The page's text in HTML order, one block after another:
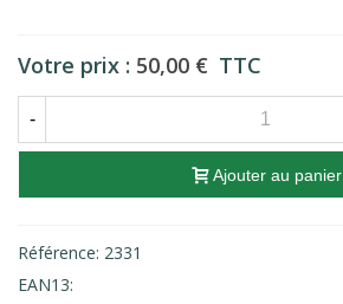
Votre prix : 50,00 € TTC
-
Ajouter au panier
Référence: 2331
EAN13: